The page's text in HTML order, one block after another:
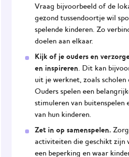
Vraag bijvoorbeeld of de
gezond tussendoortje wil
spelende kinderen. Zo
doelen aan elkaar.
Kijk of je ouders en
en inspireren . Dit kan
uit je werknet, zoals scholen
Ouders spelen een
stimuleren van buitenspelen
van hun kinderen.
Zet in op samenspelen.
activiteiten die geschikt zijn
een beperking en waar